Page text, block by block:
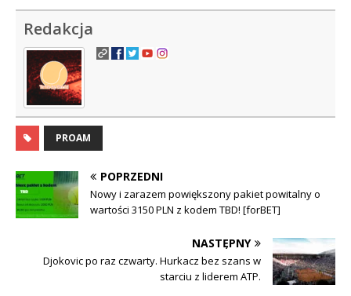
Redakcja
PROAM
POPRZEDNI
Nowy i zarazem powiększony pakiet powitalny o
wartości 3150 PLN z kodem TBD! [forBET]
NASTĘPNY
Djokovic po raz czwarty. Hurkacz bez szans w
starciu z liderem ATP.